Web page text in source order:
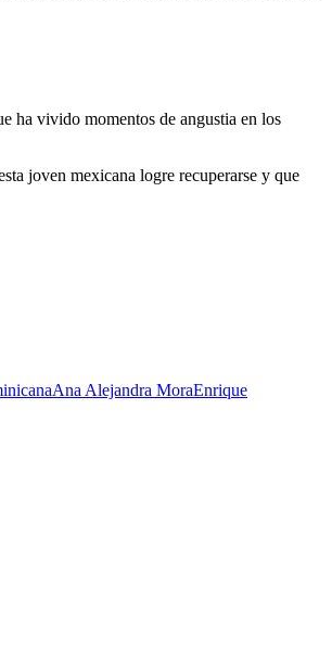
ha vivido momentos de angustia en los
joven mexicana logre recuperarse y que
Ana Alejandra MoraEnrique